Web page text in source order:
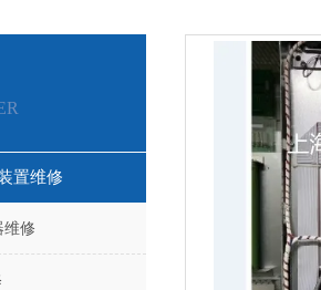
置维修
维修